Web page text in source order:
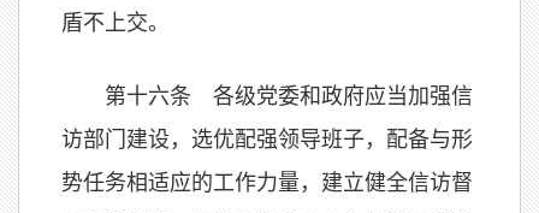
盾不上交。
第十六条 各级党委和政府应当加强信
访部门建设，选优配强领导班子，配备与形
势任务相适应的工作力量，建立健全信访督